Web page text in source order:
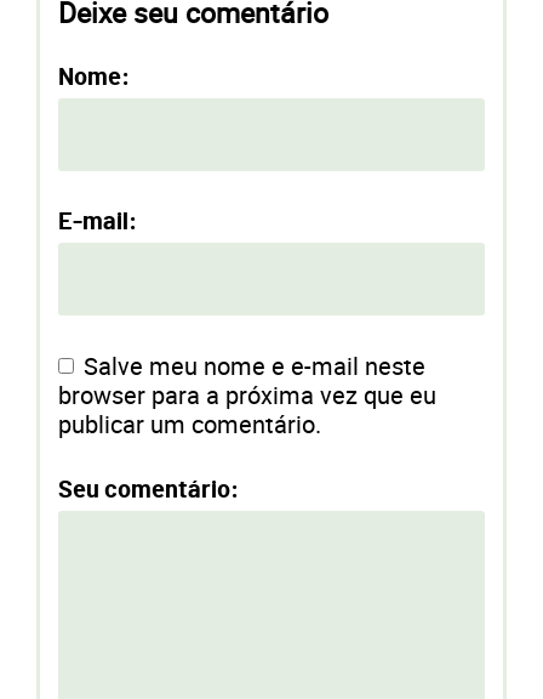
Deixe seu comentário
Nome:
E-mail:
Salve meu nome e e-mail neste
browser para a próxima vez que eu
publicar um comentário.
Seu comentário: